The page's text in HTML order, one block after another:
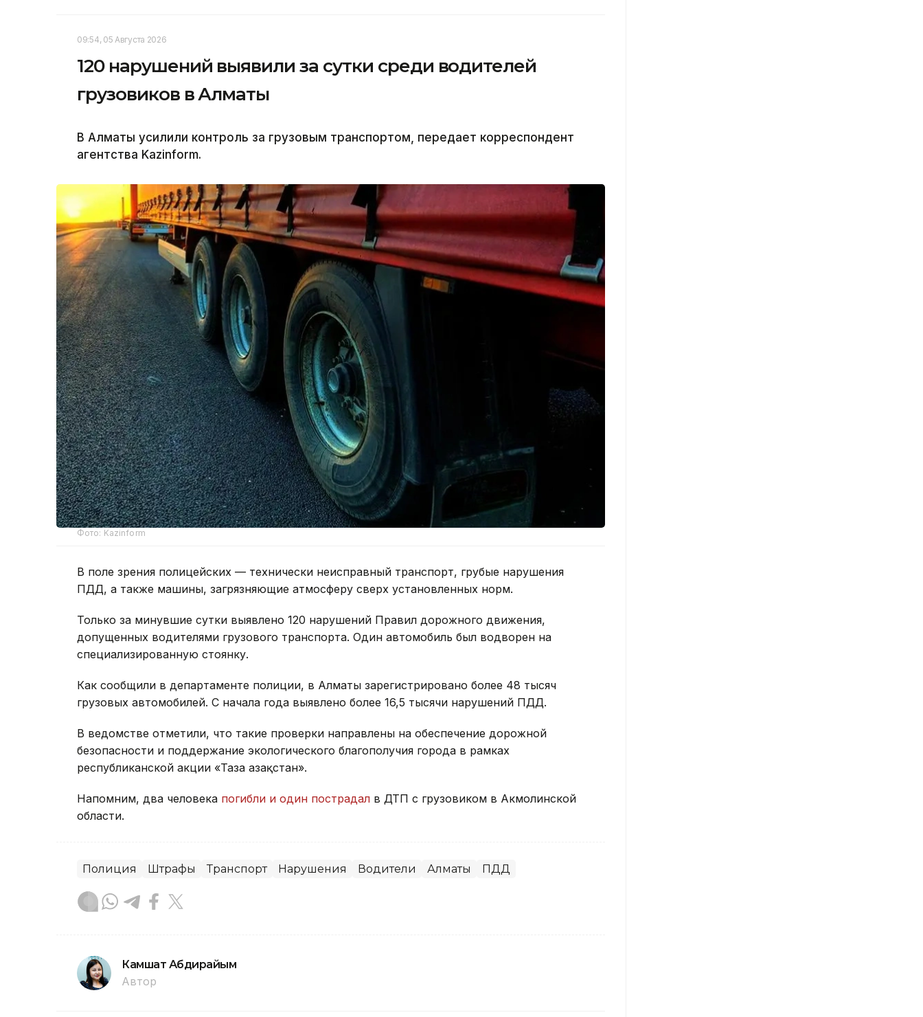
09:54, 05 Августа 2026
120 нарушений выявили за сутки среди водителей
грузовиков в Алматы
В Алматы усилили контроль за грузовым транспортом, передает корреспондент
агентства Kazinform.
Фото: Kazinform
В поле зрения полицейских — технически неисправный транспорт, грубые нарушения
ПДД, а также машины, загрязняющие атмосферу сверх установленных норм.
Только за минувшие сутки выявлено 120 нарушений Правил дорожного движения,
допущенных водителями грузового транспорта. Один автомобиль был водворен на
специализированную стоянку.
Как сообщили в департаменте полиции, в Алматы зарегистрировано более 48 тысяч
грузовых автомобилей. С начала года выявлено более 16,5 тысячи нарушений ПДД.
В ведомстве отметили, что такие проверки направлены на обеспечение дорожной
безопасности и поддержание экологического благополучия города в рамках
республиканской акции «Таза Қазақстан».
Напомним, два человека погибли и один пострадал в ДТП с грузовиком в Акмолинской
области.
Полиция Штрафы Транспорт Нарушения Водители Алматы ПДД
Камшат Абдирайым
Автор